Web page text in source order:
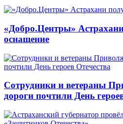
«Добро.Центры»
оснащение
Сотрудники и ветераны
дороги почтили День